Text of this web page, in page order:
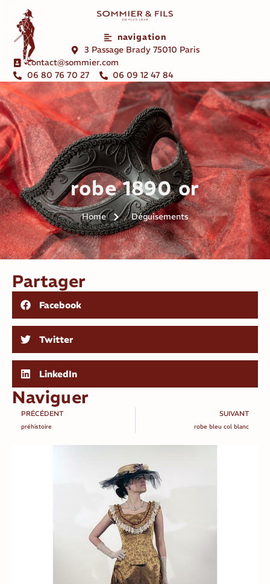
navigation
3 Passage Brady 75010 Paris
contact@sommier.com
06 80 76 70 27
06 09 12 47 84
robe 1890 or
Home Déguisements
Partager
Facebook
Twitter
LinkedIn
Naviguer
PRÉCÉDENT
préhistoire
SUIVANT
robe bleu col blanc